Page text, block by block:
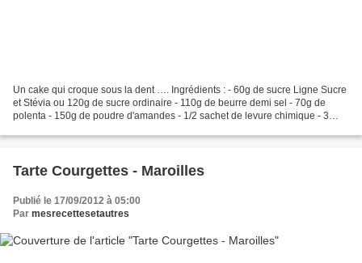
Un cake qui croque sous la dent …. Ingrédients : - 60g de sucre Ligne Sucre
et Stévia ou 120g de sucre ordinaire - 110g de beurre demi sel - 70g de
polenta - 150g de poudre d'amandes - 1/2 sachet de levure chimique - 3
Tarte Courgettes - Maroilles
Publié le 17/09/2012 à 05:00
Par mesrecettesetautres